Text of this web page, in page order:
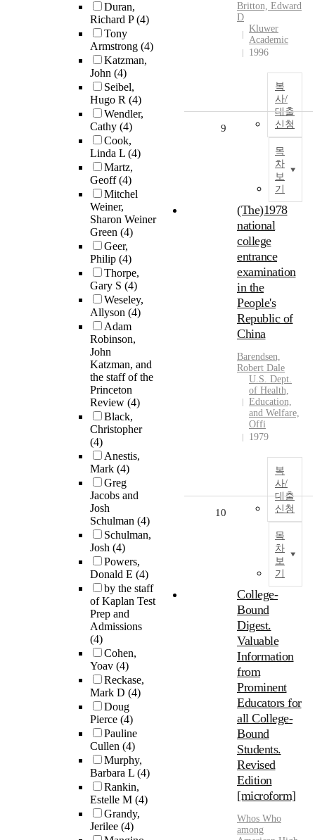
Duran,
Richard P(4)
Tony
Armstrong (4)
Katzman,
John (4)
Seibel,
Hugo R (4)
Wendler,
Cathy (4)
Cook,
Linda L (4)
Martz,
Geoff(4)
Mitchel
Weiner,
Sharon Weiner
Green (4)
Geer,
Philip (4)
Thorpe,
Gary S (4)
Weseley,
Allyson (4)
Adam
Robinson,
John
Katzman, and
the staff of the
Princeton
Review (4)
Black,
Christopher
(4)
Anestis,
Mark (4)
Greg
Jacobs and
Josh
Schulman (4)
Schulman,
Josh (4)
Powers,
Donald E (4)
by the staff
of Kaplan Test
Prep and
Admissions
(4)
Cohen,
Yoav (4)
Reckase,
Mark D (4)
Doug
Pierce (4)
Pauline
Cullen (4)
Murphy,
Barbara L (4)
Rankin,
Estelle M (4)
Grandy,
Jerilee (4)
Britton, Edward
D
Kluwer
Academic
1996
복
사/
대출
신청
목
차
보
기
9
(The)1978
national
college
entrance
examination
in the
People's
Republic of
China
Barendsen,
Robert Dale
U.S. Dept.
of Health,
Education,
and Welfare,
Offi
1979
복
사/
대출
신청
목
차
보
기
10
College-
Bound
Digest.
Valuable
Information
from
Prominent
Educators for
all College-
Bound
Students.
Revised
Edition
[microform]
Whos Who
among